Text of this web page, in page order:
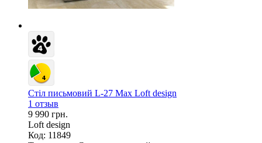
Стіл письмовий L-27 Max Loft design
1 отзыв
9 990 грн.
Loft design
Код: 11849